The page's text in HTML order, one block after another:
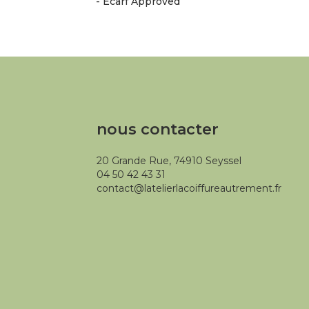
nous contacter
20 Grande Rue, 74910 Seyssel
04 50 42 43 31
contact@latelierlacoiffureautrement.fr